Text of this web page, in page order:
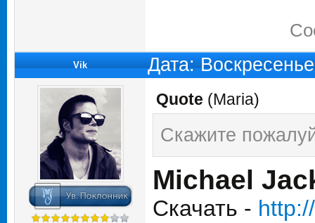
Vik Дата:
Quote (Maria)
Скажите
Michael
Скачать -